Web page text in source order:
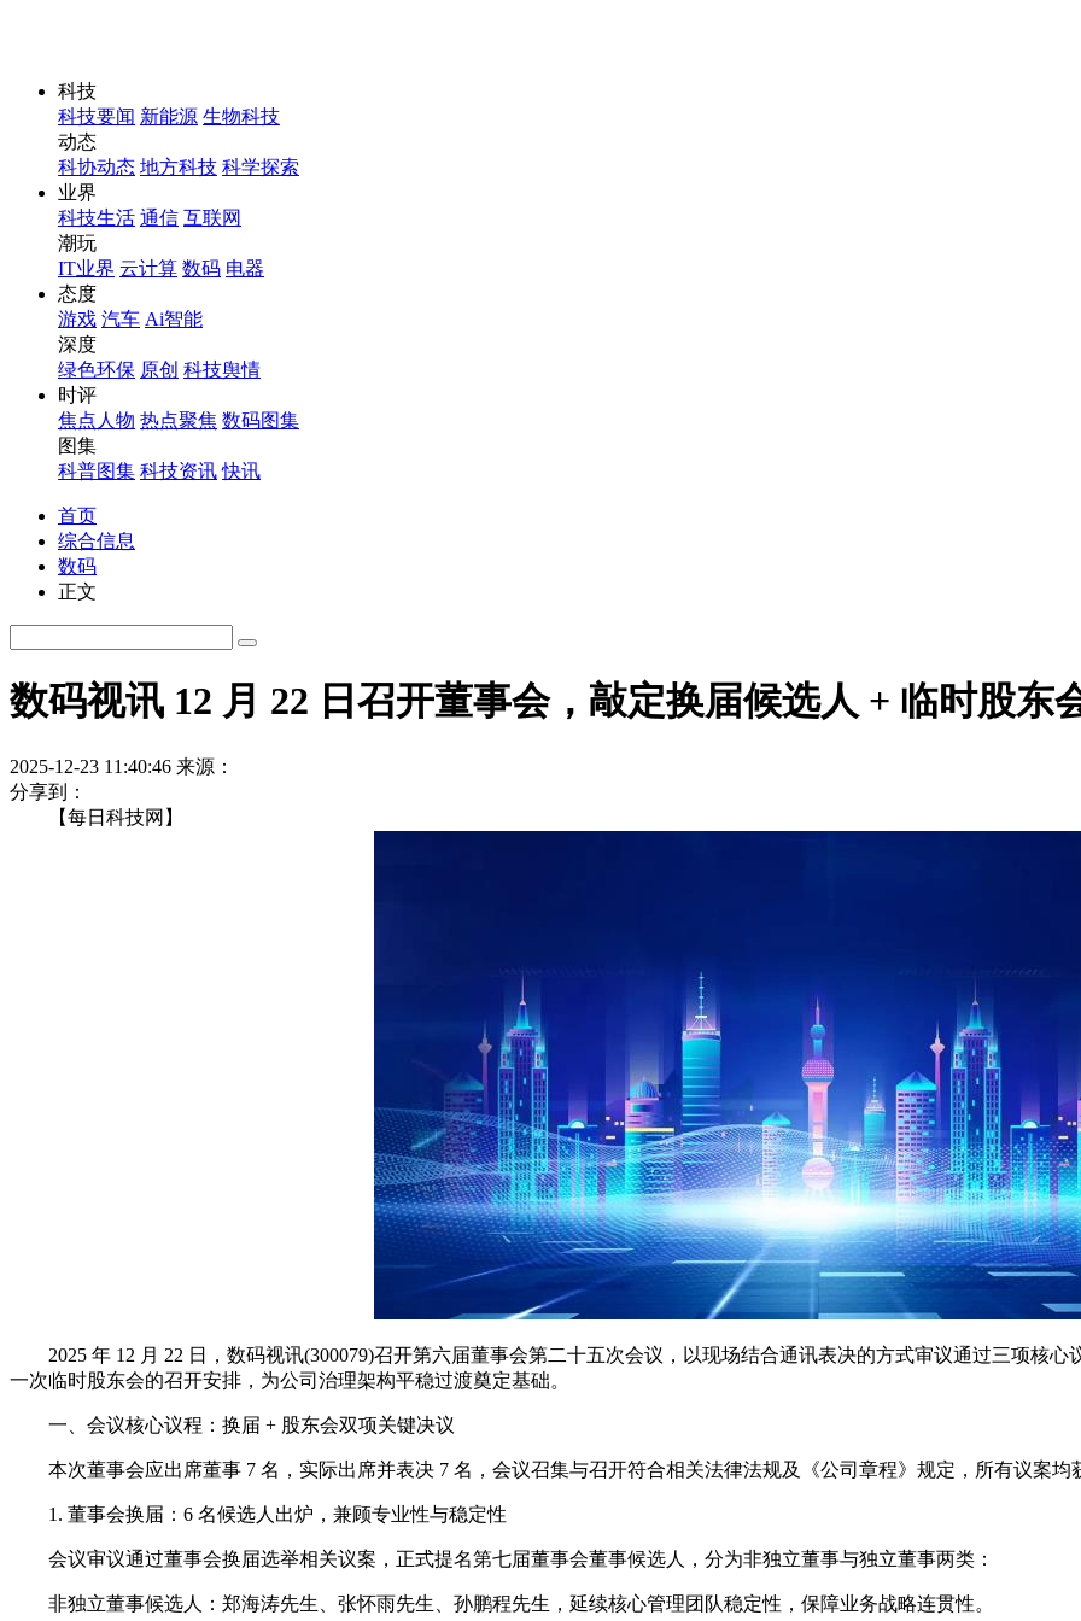
科技
科技要闻 新能源 生物科技
动态
科协动态 地方科技 科学探索
业界
科技生活 通信 互联网
潮玩
IT业界 云计算 数码 电器
态度
游戏 汽车 Ai智能
深度
绿色环保 原创 科技舆情
时评
焦点人物 热点聚焦 数码图集
图集
科普图集 科技资讯 快讯
首页
综合信息
数码
正文
数码视讯 12 月 22 日召开董事会，敲定换届候选人 + 临时股东
2025-12-23 11:40:46 来源：
分享到：
【每日科技网】
2025 年 12 月 22 日，数码视讯(300079)召开第六届董事会第二十五次会议，以现场结合通讯表决的方式审议通过三项核心
一次临时股东会的召开安排，为公司治理架构平稳过渡奠定基础。
一、会议核心议程：换届 + 股东会双项关键决议
本次董事会应出席董事 7 名，实际出席并表决 7 名，会议召集与召开符合相关法律法规及《公司章程》规定，所有议案均
1. 董事会换届：6 名候选人出炉，兼顾专业性与稳定性
会议审议通过董事会换届选举相关议案，正式提名第七届董事会董事候选人，分为非独立董事与独立董事两类：
非独立董事候选人：郑海涛先生、张怀雨先生、孙鹏程先生，延续核心管理团队稳定性，保障业务战略连贯性。